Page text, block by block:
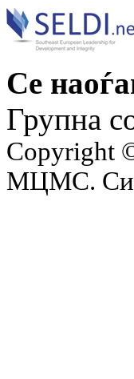
Се
Групна
Copyright
МЦМС.